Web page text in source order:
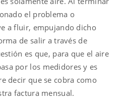
el problema o
a fluir, empujando dicho
de salir a través de
es que, para que el aire
por los medidores y es
decir que se cobra como
factura mensual.